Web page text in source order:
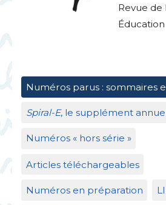
Revue de
Éducation
Numéros parus : sommaires
Spiral-E, le supplément
Numéros « hors série »
Articles téléchargeables
Numéros en préparation